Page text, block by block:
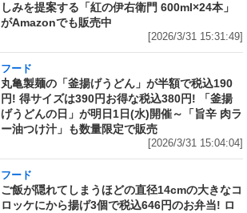
しみを提案する「紅の伊右衛門 600ml×24本」
がAmazonでも販売中
[2026/3/31 15:31:49]
フード
丸亀製麺の「釜揚げうどん」が半額で税込190
円! 得サイズは390円お得な税込380円! 「釜揚
げうどんの日」が明日1日(水)開催～「旨辛 肉ラ
ー油つけ汁」も数量限定で販売
[2026/3/31 15:04:04]
フード
ご飯が隠れてしまうほどの直径14cmの大きなコ
ロッケにから揚げ3個で税込646円のお弁当! ロ